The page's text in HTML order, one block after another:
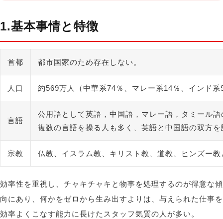
1.基本事情と特徴
首都 都市国家のため存在しない。
人口 約569万人（中華系74％、マレー系14％、インド系
言語
公用語として英語，中国語，マレー語，タミール
複数の言語を操る人も多く、英語と中国語の双方
宗教 仏教、イスラム教、キリスト教、道教、ヒンズー
効率性を重視し、チャキチャキと物事を処理するのが得意な傾
向にあり、何かをゼロから生み出すよりは、与えられた仕事を
効率よくこなす能力に長けたスタッフ気質の人が多い。